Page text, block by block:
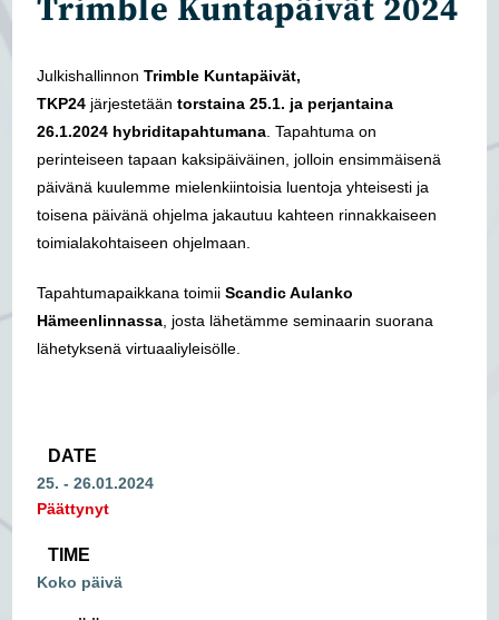
Trimble Kuntapäivät 2024
JulkishallinnonTrimble Kuntapäivät,
TKP24 järjestetään torstaina 25.1. ja perjantaina
26.1.2024 hybriditapahtumana . Tapahtuma on
perinteiseen tapaan kaksipäiväinen, jolloin ensimmäisenä
päivänä kuulemme mielenkiintoisia luentoja yhteisesti ja
toisena päivänä ohjelma jakautuu kahteen rinnakkaiseen
toimialakohtaiseen ohjelmaan.
Tapahtumapaikkana toimiiScandic Aulanko
Hämeenlinnassa , josta lähetämme seminaarin suorana
lähetyksenä virtuaaliyleisölle.
DATE
25. - 26.01.2024
Päättynyt
TIME
Koko päivä